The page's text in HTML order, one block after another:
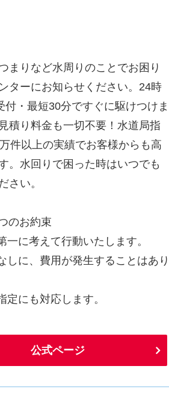
まりなど水周りのことでお困り
ターにお知らせください。24時
付・最短30分ですぐに駆けつけま
積り料金も一切不要！水道局指
件以上の実績でお客様からも高
。水回りで困った時はいつでも
さい。
のお約束
一に考えて行動いたします。
しに、費用が発生することはあり
定にも対応します。
公式ページ